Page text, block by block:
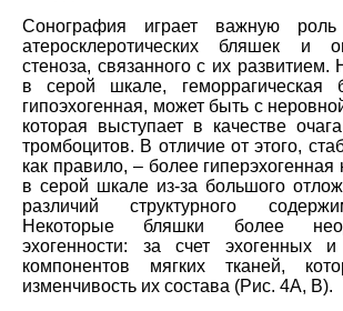
Сонография играет важную
атеросклеротических бляшек и
стеноза, связанного с их развитием.
в серой шкале, геморрагическая
гипоэхогенная, может быть с
которая выступает в качестве
тромбоцитов. В отличие от этого,
как правило, – более
в серой шкале из-за большого
различий структурного
Некоторые бляшки более
эхогенности: за счет эхогенных и
компонентов мягких тканей,
изменчивость их состава (Рис. 4А, В).